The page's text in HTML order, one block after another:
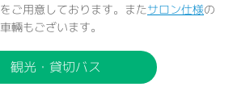
をご用意しております。またサロン仕様の
車輛もございます。
観光・貸切バス